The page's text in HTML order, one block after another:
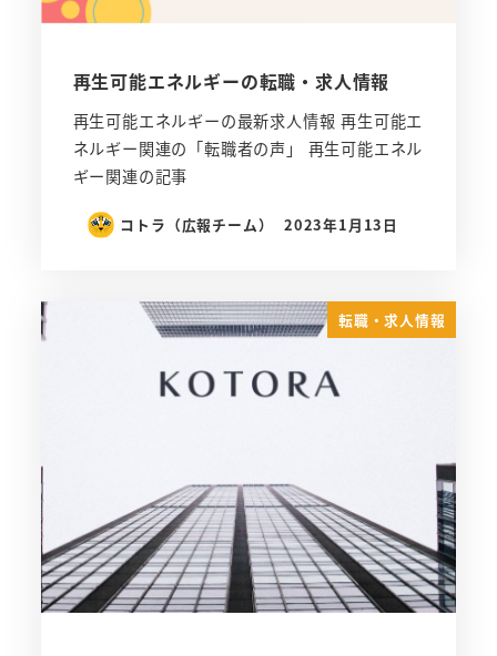
再生可能エネルギーの転職・求人情報
再生可能エネルギーの最新求人情報 再生可能エ
ネルギー関連の「転職者の声」 再生可能エネル
ギー関連の記事
コトラ（広報チーム） 2023年1月13日
転職・求人情報